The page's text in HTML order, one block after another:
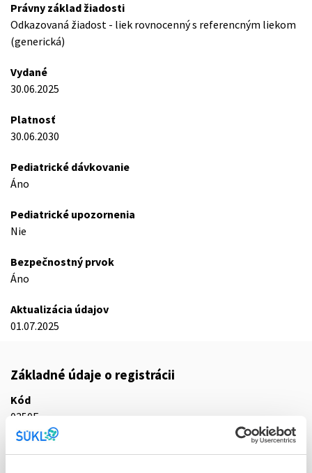
Právny základ žiadosti
Odkazovaná žiadost - liek rovnocenný s referencným liekom
(generická)
Vydané
30.06.2025
Platnosť
30.06.2030
Pediatrické dávkovanie
Áno
Pediatrické upozornenia
Nie
Bezpečnostný prvok
Áno
Aktualizácia údajov
01.07.2025
Základné údaje o registrácii
Kód
0350F